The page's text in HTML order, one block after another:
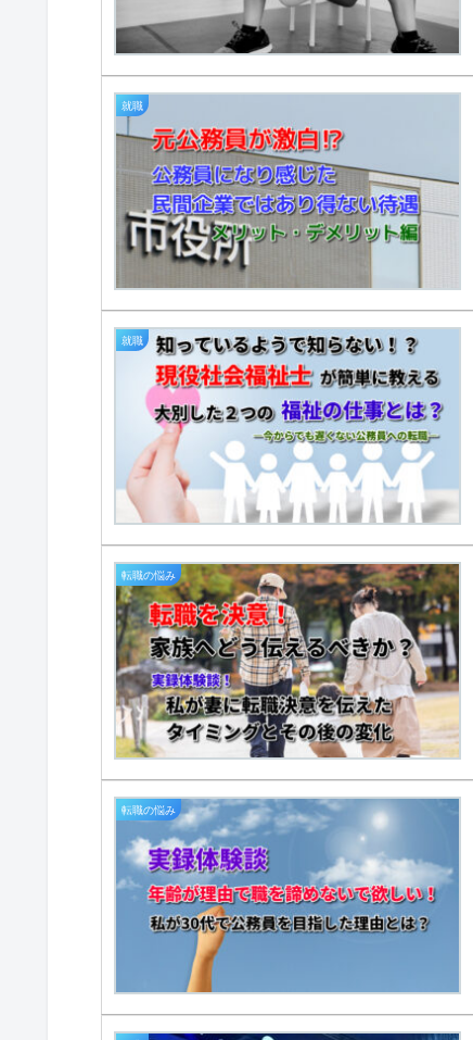
就職
就職
転職の悩み
転職の悩み